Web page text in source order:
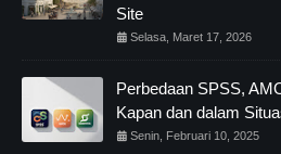
Site
Selasa, Maret 17, 2026
Perbedaan SPSS,
Kapan dan dalam
Senin, Februari 10, 2025